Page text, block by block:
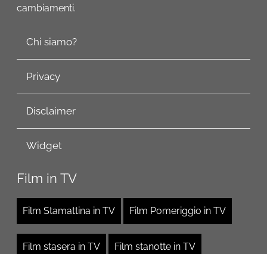
cambiamenti.
Chi siamo?
Privacy
Disclaimer
Widget
Film in TV
Film Stamattina in TV Film Pomeriggio in TV
Film stasera in TV Film stanotte in TV